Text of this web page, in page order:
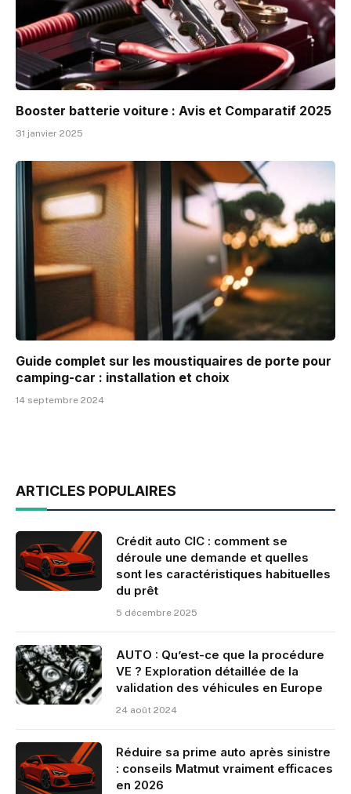
Booster batterie voiture : Avis et Comparatif 2025
31 janvier 2025
Guide complet sur les moustiquaires de porte pour
camping-car : installation et choix
14 septembre 2024
ARTICLES POPULAIRES
Crédit auto CIC : comment se
déroule une demande et quelles
sont les caractéristiques habituelles
du prêt
5 décembre 2025
AUTO : Qu’est-ce que la procédure
VE ? Exploration détaillée de la
validation des véhicules en Europe
24 août 2024
Réduire sa prime auto après sinistre
: conseils Matmut vraiment efficaces
en 2026